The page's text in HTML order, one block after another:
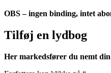
OBS – ingen binding, intet
Tilføj en lydbog
Her markedsfører du nemt